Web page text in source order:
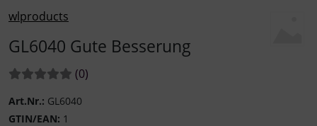
wlproducts
GL6040 Gute Besserung
Bewertungen:
(0Bewertungen
)
Art.Nr.: GL6040
GTIN/EAN: 1